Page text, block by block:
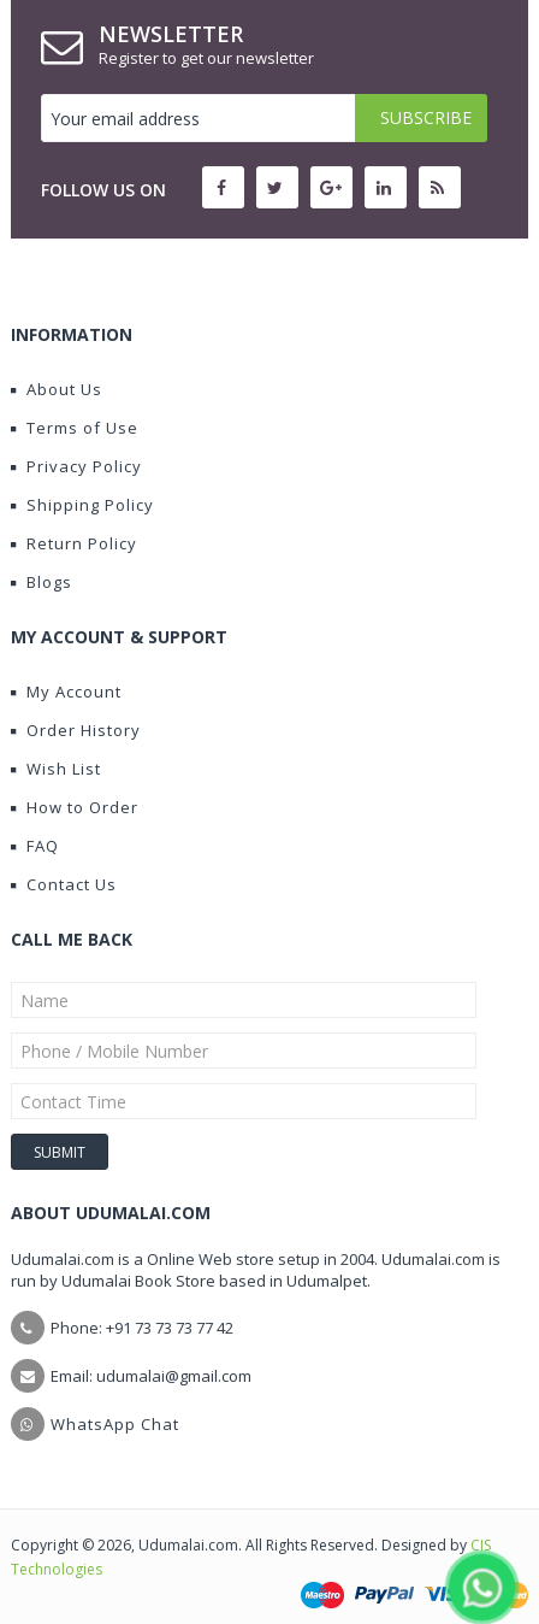
NEWSLETTER
Register to get our newsletter
FOLLOW US ON
INFORMATION
About Us
Terms of Use
Privacy Policy
Shipping Policy
Return Policy
Blogs
MY ACCOUNT & SUPPORT
My Account
Order History
Wish List
How to Order
FAQ
Contact Us
CALL ME BACK
ABOUT UDUMALAI.COM
Udumalai.com is a Online Web store setup in 2004. Udumalai.com is
run by Udumalai Book Store based in Udumalpet.
Phone: +91 73 73 73 77 42
Email: udumalai@gmail.com
WhatsApp Chat
Copyright © 2026, Udumalai.com. All Rights Reserved. Designed by CIS
Technologies